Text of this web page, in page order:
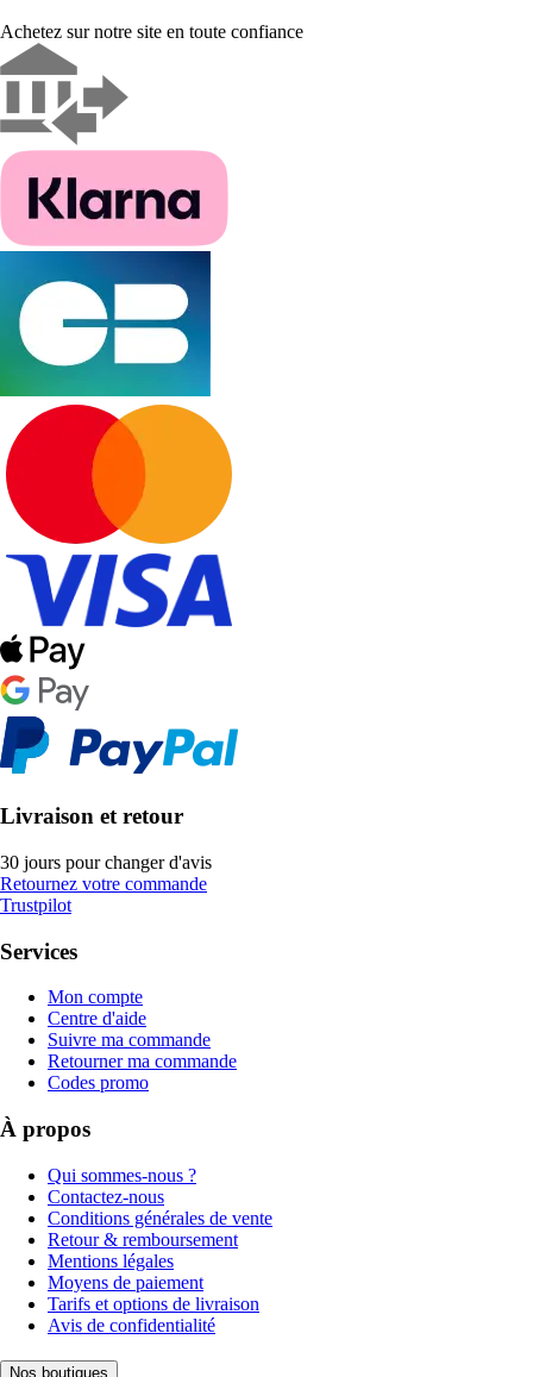
Achetez sur notre site en toute confiance
Livraison et retour
30 jours pour changer d'avis
Retournez votre commande
Trustpilot
Services
Mon compte
Centre d'aide
Suivre ma commande
Retourner ma commande
Codes promo
À propos
Qui sommes-nous ?
Contactez-nous
Conditions générales de vente
Retour & remboursement
Mentions légales
Moyens de paiement
Tarifs et options de livraison
Avis de confidentialité
Nos boutiques